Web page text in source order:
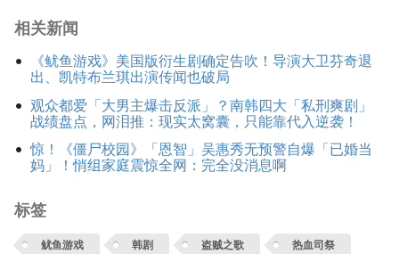
相关新闻
《鱿鱼游戏》美国版衍生剧确定告吹！导演大卫芬奇退
出、凯特布兰琪出演传闻也破局
观众都爱「大男主爆击反派」？南韩四大「私刑爽剧」
战绩盘点，网泪推：现实太窝囊，只能靠代入逆袭！
惊！《僵尸校园》「恩智」吴惠秀无预警自爆「已婚当
妈」！悄组家庭震惊全网：完全没消息啊
标签
鱿鱼游戏 韩剧 盗贼之歌 热血司祭